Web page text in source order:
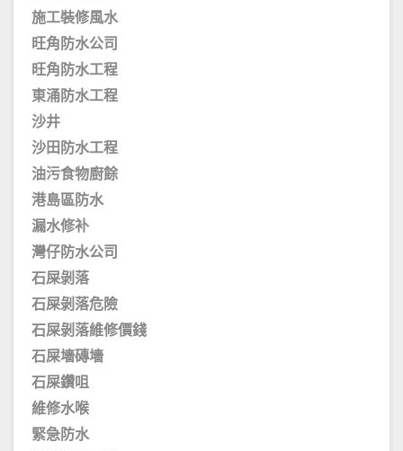
施工裝修風水
旺角防水公司
旺角防水工程
東涌防水工程
沙井
沙田防水工程
油污食物廚餘
港島區防水
漏水修补
灣仔防水公司
石屎剝落
石屎剝落危險
石屎剝落維修價錢
石屎墻磚墻
石屎鑽咀
維修水喉
緊急防水